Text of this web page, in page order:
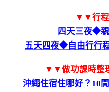
▼▼行
四天三夜◆
五天四夜◆自由行行
▼▼做功課時整
沖繩住宿住哪好？10